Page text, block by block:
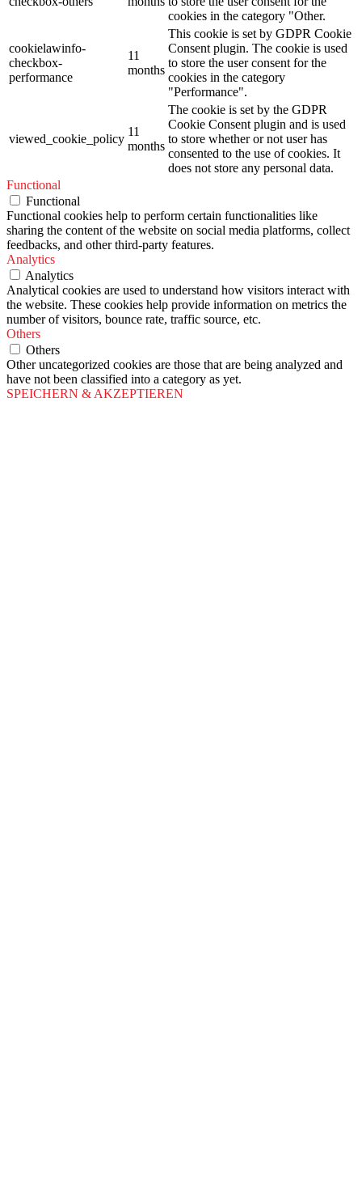
cookies in the category "Other.
cookielawinfo-
checkbox-
performance
11
months
This cookie is set by GDPR Cookie
Consent plugin. The cookie is used
to store the user consent for the
cookies in the category
"Performance".
viewed_cookie_policy
11
months
The cookie is set by the GDPR
Cookie Consent plugin and is used
to store whether or not user has
consented to the use of cookies. It
does not store any personal data.
Functional
Functional
Functional cookies help to perform certain functionalities like
sharing the content of the website on social media platforms, collect
feedbacks, and other third-party features.
Analytics
Analytics
Analytical cookies are used to understand how visitors interact with
the website. These cookies help provide information on metrics the
number of visitors, bounce rate, traffic source, etc.
Others
Others
Other uncategorized cookies are those that are being analyzed and
have not been classified into a category as yet.
SPEICHERN & AKZEPTIEREN